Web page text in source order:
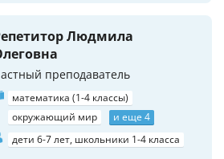
Людмила
преподаватель
математика (1-4 классы)
окружающий мир
и еще 4
дети 6-7 лет, школьники 1-4 класса